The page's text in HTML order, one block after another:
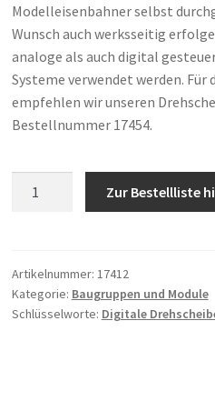
Modelleisenbahner selbst
Wunsch auch werksseitig
analoge als auch digital
Systeme verwendet werden. Für
empfehlen wir unseren
Bestellnummer 17454.
Zur Bestellliste
Artikelnummer: 17412
Kategorie: Baugruppen und Module
Schlüsselworte: Digitale